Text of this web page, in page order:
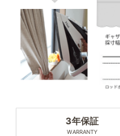
3年保証
WARRANTY